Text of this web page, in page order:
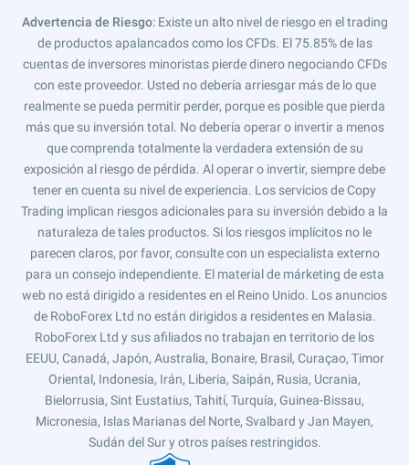
Advertencia de Riesgo: Existe un alto nivel de riesgo en el trading
de productos apalancados como los CFDs. El 75.85% de las
cuentas de inversores minoristas pierde dinero negociando CFDs
con este proveedor. Usted no debería arriesgar más de lo que
realmente se pueda permitir perder, porque es posible que pierda
más que su inversión total. No debería operar o invertir a menos
que comprenda totalmente la verdadera extensión de su
exposición al riesgo de pérdida. Al operar o invertir, siempre debe
tener en cuenta su nivel de experiencia. Los servicios de Copy
Trading implican riesgos adicionales para su inversión debido a la
naturaleza de tales productos. Si los riesgos implícitos no le
parecen claros, por favor, consulte con un especialista externo
para un consejo independiente. El material de márketing de esta
web no está dirigido a residentes en el Reino Unido. Los anuncios
de RoboForex Ltd no están dirigidos a residentes en Malasia.
RoboForex Ltd y sus afiliados no trabajan en territorio de los
EEUU, Canadá, Japón, Australia, Bonaire, Brasil, Curaçao, Timor
Oriental, Indonesia, Irán, Liberia, Saipán, Rusia, Ucrania,
Bielorrusia, Sint Eustatius, Tahití, Turquía, Guinea-Bissau,
Micronesia, Islas Marianas del Norte, Svalbard y Jan Mayen,
Sudán del Sur y otros países restringidos.